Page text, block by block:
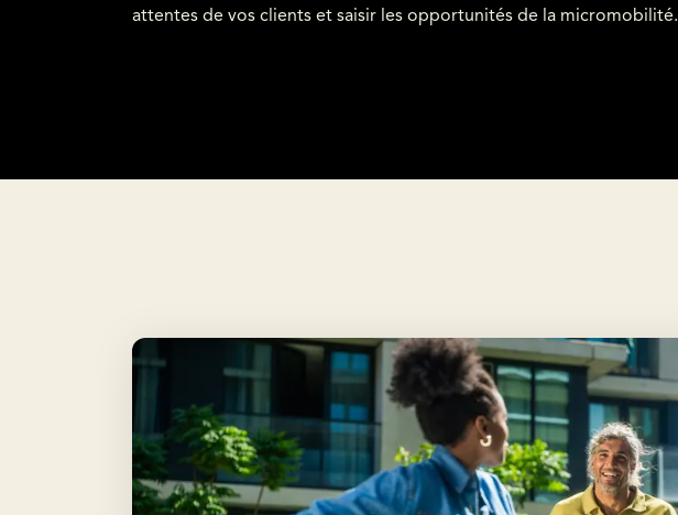
attentes de vos clients et saisir les opportunités de la micromobilité.